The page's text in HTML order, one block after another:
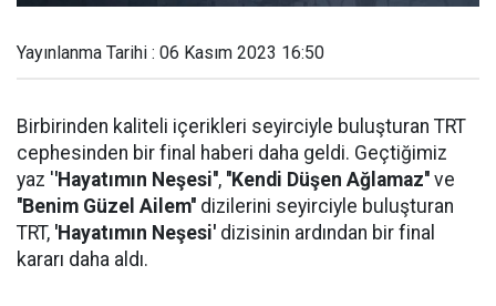
Yayınlanma Tarihi : 06 Kasım 2023 16:50
Birbirinden kaliteli içerikleri seyirciyle buluşturan TRT
cephesinden bir final haberi daha geldi. Geçtiğimiz
yaz ''Hayatımın Neşesi'', ''Kendi Düşen Ağlamaz'' ve
''Benim Güzel Ailem'' dizilerini seyirciyle buluşturan
TRT, 'Hayatımın Neşesi' dizisinin ardından bir final
kararı daha aldı.